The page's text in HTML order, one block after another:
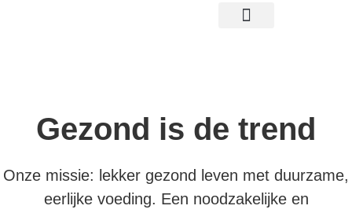
Gezond is de trend
Onze missie: lekker gezond leven met duurzame,
eerlijke voeding. Een noodzakelijke en